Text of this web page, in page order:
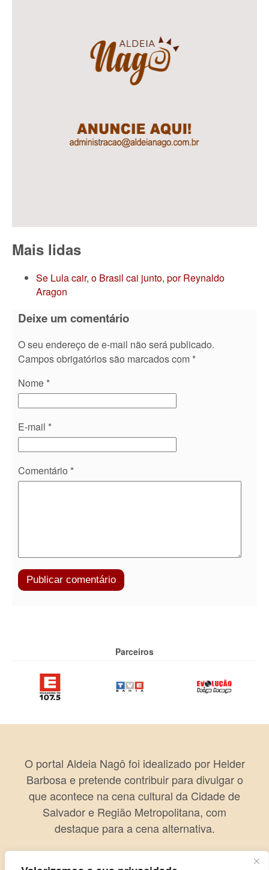
Mais lidas
Se Lula cair, o Brasil cai junto, por Reynaldo
Aragon
Deixe um comentário
O seu endereço de e-mail não será publicado.
Campos obrigatórios são marcados com *
Nome *
E-mail *
Comentário *
Parceiros
O portal Aldeia Nagô foi idealizado por Helder
Barbosa e pretende contribuir para divulgar o
que acontece na cena cultural da Cidade de
Salvador e Região Metropolitana, com
destaque para a cena alternativa.